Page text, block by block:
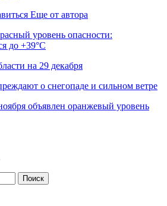
Еще от автора
уровень опасности:
до +39°C
на 29 декабря
о снегопаде и сильном ветре
объявлен оранжевый уровень